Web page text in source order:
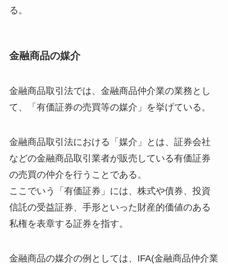
る。
金融商品の媒介
金融商品取引法では、金融商品仲介業の業務とし
て、「有価証券の売買等の媒介」を挙げている。
金融商品取引法における「媒介」とは、証券会社
などの金融商品取引業者が販売している有価証券
の売買の仲介を行うことである。
ここでいう「有価証券」には、株式や債券、投資
信託の受益証券、手形といった財産的価値のある
私権を表章する証券を指す。
金融商品の媒介の例としては、IFA(金融商品仲介業